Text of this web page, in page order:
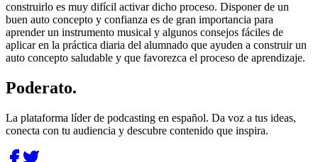
construirlo es muy difícil activar dicho proceso. Disponer de un
buen auto concepto y confianza es de gran importancia para
aprender un instrumento musical y algunos consejos fáciles de
aplicar en la práctica diaria del alumnado que ayuden a construir un
auto concepto saludable y que favorezca el proceso de aprendizaje.
Poderato.
La plataforma líder de podcasting en español. Da voz a tus ideas,
conecta con tu audiencia y descubre contenido que inspira.